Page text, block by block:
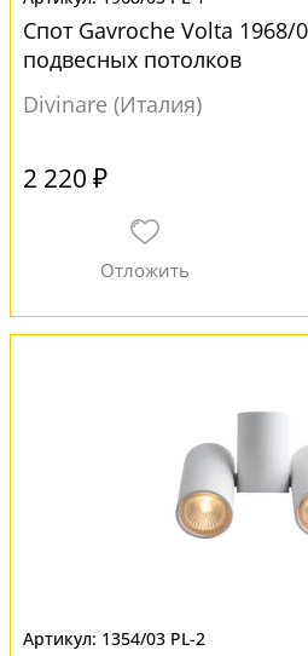
Спот Gavroche Volta 1968/
подвесных потолков
Divinare (Италия)
2 220 ₽
1354/03 PL-2